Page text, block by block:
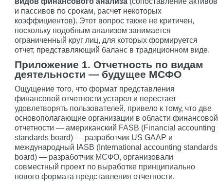
и пассивов по срокам, расчет некоторых
коэффициентов). Этот вопрос также не критичен,
поскольку подобным анализом занимается
ограниченный круг лиц, для которых формируется
отчет, представляющий баланс в традиционном виде.
Приложение 1. Отчетность по видам
деятельности — будущее МСФО
Ощущение того, что формат представления
финансовой отчетности устарел и перестает
удовлетворять пользователей, привело к тому, что две
основополагающие организации в области финансовой
отчетности — американский FASB (Financial accounting
standards board) — разработчик US GAAP и
международный IASB (International accounting standards
board) — разработчик МСФО, организовали
совместный проект по выработке принципиально
нового формата представления отчетности.